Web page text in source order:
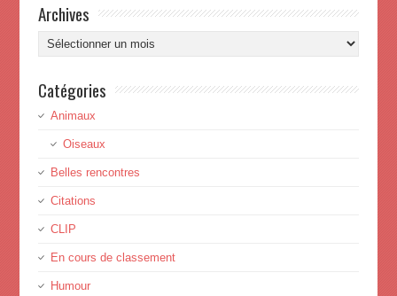
Archives
Archives
Catégories
Animaux
Oiseaux
Belles rencontres
Citations
CLIP
En cours de classement
Humour